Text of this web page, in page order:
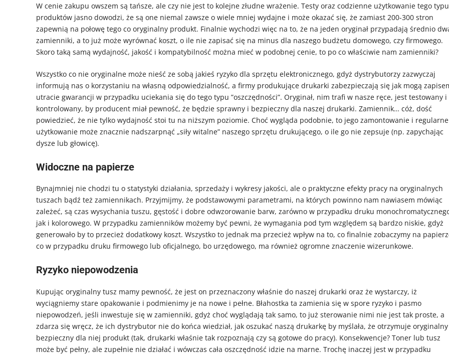
W cenie zakupu owszem są tańsze, ale czy nie jest to kolejne złudne wrażenie. Testy oraz codzienne użytkowanie tego typu
produktów jasno dowodzi, że są one niemal zawsze o wiele mniej wydajne i może okazać się, że zamiast 200-300 stron
zapewnią na połowę tego co oryginalny produkt. Finalnie wychodzi więc na to, że na jeden oryginał przypadają średnio
zamienniki, a to już może wyrównać koszt, o ile nie zapisać się na minus dla naszego budżetu domowego, czy firmowego.
Skoro taką samą wydajność, jakość i kompatybilność można mieć w podobnej cenie, to po co właściwie nam zamienniki?
Wszystko co nie oryginalne może nieść ze sobą jakieś ryzyko dla sprzętu elektronicznego, gdyż dystrybutorzy zazwyczaj
informują nas o korzystaniu na własną odpowiedzialność, a firmy produkujące drukarki zabezpieczają się jak mogą
utracie gwarancji w przypadku uciekania się do tego typu ”oszczędności”. Oryginał, nim trafi w nasze ręce, jest testowany i
kontrolowany, by producent miał pewność, że będzie sprawny i bezpieczny dla naszej drukarki. Zamiennik… cóż, dość
powiedzieć, że nie tylko wydajność stoi tu na niższym poziomie. Choć wygląda podobnie, to jego zamontowanie i regularne
użytkowanie może znacznie nadszarpnąć „siły witalne” naszego sprzętu drukującego, o ile go nie zepsuje (np. zapychając
dysze lub głowicę).
Widoczne na papierze
Bynajmniej nie chodzi tu o statystyki działania, sprzedaży i wykresy jakości, ale o praktyczne efekty pracy na oryginalnych
tuszach bądź też zamiennikach. Przyjmijmy, że podstawowymi parametrami, na których powinno nam nawiasem mówiąc
zależeć, są czas wysychania tuszu, gęstość i dobre odwzorowanie barw, zarówno w przypadku druku
jak i kolorowego. W przypadku zamienników możemy być pewni, że wymagania pod tym względem są bardzo niskie, gdyż
generowało by to przecież dodatkowy koszt. Wszystko to jednak ma przecież wpływ na to, co finalnie zobaczymy na
co w przypadku druku firmowego lub oficjalnego, bo urzędowego, ma również ogromne znaczenie wizerunkowe.
Ryzyko niepowodzenia
Kupując oryginalny tusz mamy pewność, że jest on przeznaczony właśnie do naszej drukarki oraz że wystarczy, iż
wyciągniemy stare opakowanie i podmienimy je na nowe i pełne. Błahostka ta zamienia się w spore ryzyko i pasmo
niepowodzeń, jeśli inwestuje się w zamienniki, gdyż choć wyglądają tak samo, to już sterowanie nimi nie jest tak proste, a
zdarza się wręcz, że ich dystrybutor nie do końca wiedział, jak oszukać naszą drukarkę by myślała, że otrzymuje
bezpieczny dla niej produkt (tak, drukarki właśnie tak rozpoznają czy są gotowe do pracy). Konsekwencje? Toner lub tusz
może być pełny, ale zupełnie nie działać i wówczas cała oszczędność idzie na marne. Trochę inaczej jest w przypadku